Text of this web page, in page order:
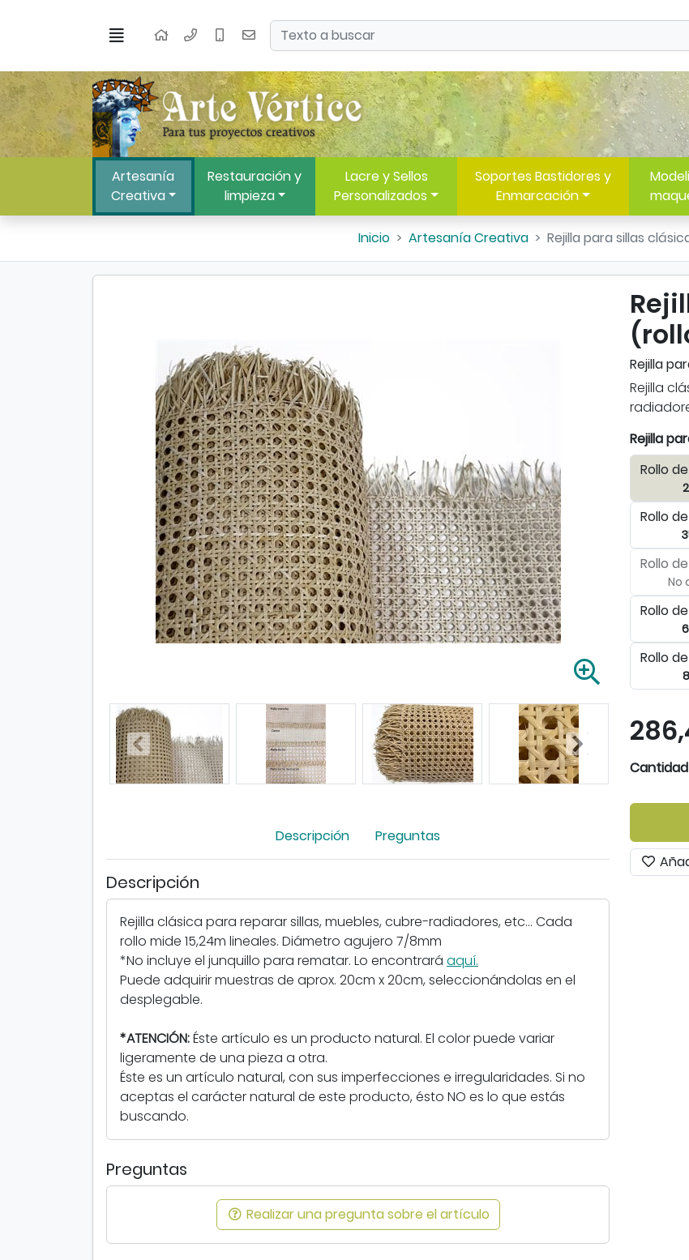
Menú Inicio Buscar
Artesanía
Creativa
Restauración y
limpieza
Lacre y Sellos
Personalizados
Soportes Bastidores y
Enmarcación
Inicio Artesanía Creativa Rejilla para sillas
p
r
g
n
a
l
Rejilla
Rejilla
Rejilla
Rollo
Rollo
Rollo
No
Rollo
Rollo
Cantidad
Descripción Preguntas
Descripción
Rejilla clásica para reparar sillas, muebles, cubre-radiadores, etc... Cada
rollo mide 15,24m lineales. Diámetro agujero 7/8mm
*No incluye el junquillo para rematar. Lo encontrará aquí.
Puede adquirir muestras de aprox. 20cm x 20cm, seleccionándolas en el
desplegable.
*ATENCIÓN:Éste artículo es un producto natural. El color puede variar
ligeramente de una pieza a otra.
Éste es un artículo natural, con sus imperfecciones e irregularidades. Si no
aceptas el carácter natural de este producto, ésto NO es lo que estás
buscando.
Preguntas
Realizar una pregunta sobre el artículo